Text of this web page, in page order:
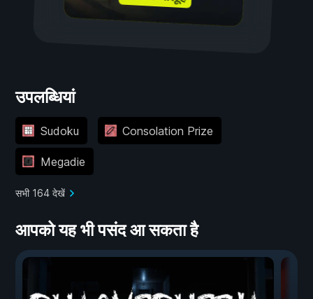
उपलब्धियां
Sudoku Consolation Prize
Megadie
सभी 164 देखें
आपको यह भी पसंद आ सकता है